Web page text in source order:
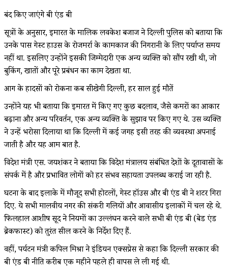
बंद किए जाएंगे बी एंड बी
सूत्रों के अनुसार, इमारत के मालिक लवकेश बजाज ने दिल्ली पुलिस को बताया कि
उनके पास गेस्ट हाउस के रोजमर्रा के कामकाज की निगरानी के लिए पर्याप्त समय
नहीं था. इसलिए उन्होंने इसकी जिम्मेदारी एक अन्य व्यक्ति को सौंप रखी थी, जो
बुकिंग, खातों और पूरे प्रबंधन का काम देखता था.
आग के हादसों को रोकना कब सीखेगी दिल्ली, हर साल हुई मौतें
उन्होंने यह भी बताया कि इमारत में किए गए कुछ बदलाव, जैसे कमरों का आकार
बढ़ाना और अन्य परिवर्तन, एक अन्य व्यक्ति के सुझाव पर किए गए थे. उस व्यक्ति
ने उन्हें भरोसा दिलाया था कि दिल्ली में कई जगह इसी तरह की व्यवस्था अपनाई
जाती है और यह आम बात है.
विदेश मंत्री एस. जयशंकर ने बताया कि विदेश मंत्रालय संबंधित देशों के दूतावासों के
संपर्क में है और प्रभावित लोगों को हर संभव सहायता उपलब्ध कराई जा रही है.
घटना के बाद इलाके में मौजूद सभी होटलों, गेस्ट हॉउस और बी एंड बी ने शटर गिरा
दिए. ये सभी मालवीय नगर की संकरी गलियों और आवासीय इलाकों में चल रहे थे.
फिलहाल आशीष सूद ने नियमों का उल्लंघन करने वाले सभी बी एंड बी (बेड एंड
ब्रेकफास्ट) को तुरंत सील करने के निर्देश दिए हैं.
वहीं, पर्यटन मंत्री कपिल मिश्रा ने इंडियन एक्सप्रेस से कहा कि दिल्ली सरकार की
बी एंड बी नीति करीब एक महीने पहले ही वापस ले ली गई थी.